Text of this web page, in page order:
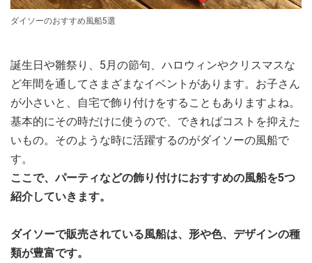
ダイソーのおすすめ風船5選
誕生日や雛祭り、5月の節句、ハロウィンやクリスマスな
ど年間を通してさまざまなイベントがあります。お子さん
が小さいと、自宅で飾り付けをすることもありますよね。
基本的にその時だけに使うので、できればコストを抑えた
いもの。そのような時に活躍するのがダイソーの風船で
す。
ここで、パーティなどの飾り付けにおすすめの風船を5つ
紹介していきます。
ダイソーで販売されている風船は、形や色、デザインの種
類が豊富です。